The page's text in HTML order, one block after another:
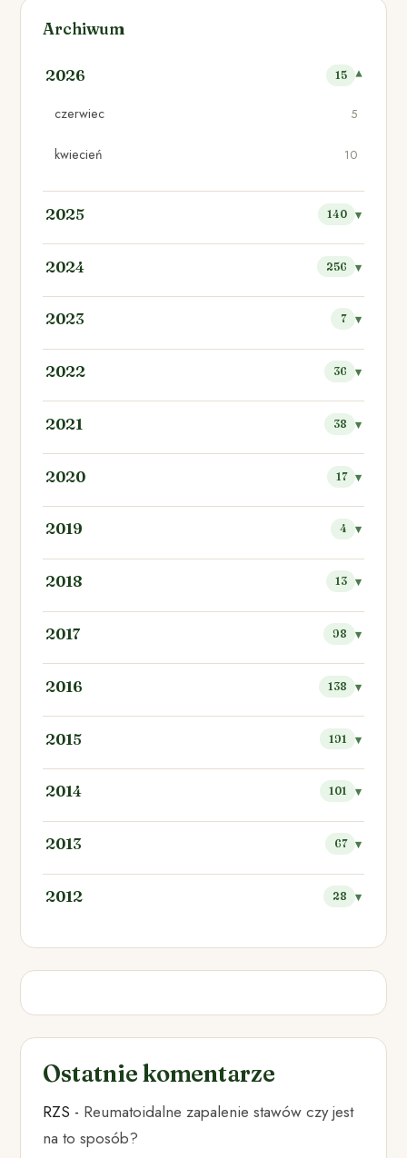
Archiwum
2026 15
czerwiec 5
kwiecień 10
2025 140
2024 256
2023 7
2022 36
2021 38
2020 17
2019 4
2018 13
2017 98
2016 138
2015 191
2014 101
2013 67
2012 28
Ostatnie komentarze
RZS - Reumatoidalne zapalenie stawów czy jest
na to sposób?